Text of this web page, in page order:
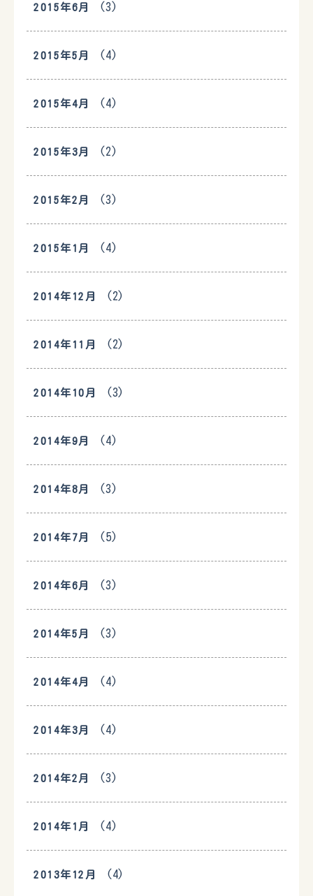
2015年6月 (3)
2015年5月 (4)
2015年4月 (4)
2015年3月 (2)
2015年2月 (3)
2015年1月 (4)
2014年12月 (2)
2014年11月 (2)
2014年10月 (3)
2014年9月 (4)
2014年8月 (3)
2014年7月 (5)
2014年6月 (3)
2014年5月 (3)
2014年4月 (4)
2014年3月 (4)
2014年2月 (3)
2014年1月 (4)
2013年12月 (4)